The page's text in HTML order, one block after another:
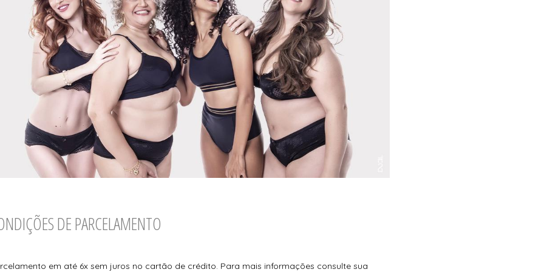
DE PARCELAMENTO
em até 6x sem juros no cartão de crédito. Para mais informações consulte sua